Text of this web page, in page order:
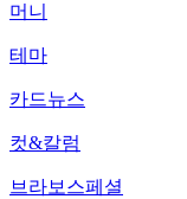
머니
테마
카드뉴스
컷&칼럼
브라보스페셜